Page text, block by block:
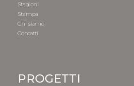
Stagioni
Stampa
Chi siamo
Contatti
PROGETTI